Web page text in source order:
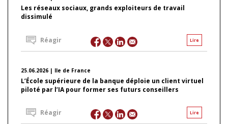
Les réseaux sociaux, grands exploiteurs de travail
dissimulé
Lire
Réagir
25.06.2026 | Ile de France
L’École supérieure de la banque déploie un client virtuel
piloté par l’IA pour former ses futurs conseillers
Lire
Réagir